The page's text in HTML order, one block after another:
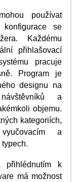
používat
konfigurace se
Každému
přihlašovací
pracuje
Program je
designu na
a
objemu.
kategoriích,
a
přihlédnutím k
má možnost